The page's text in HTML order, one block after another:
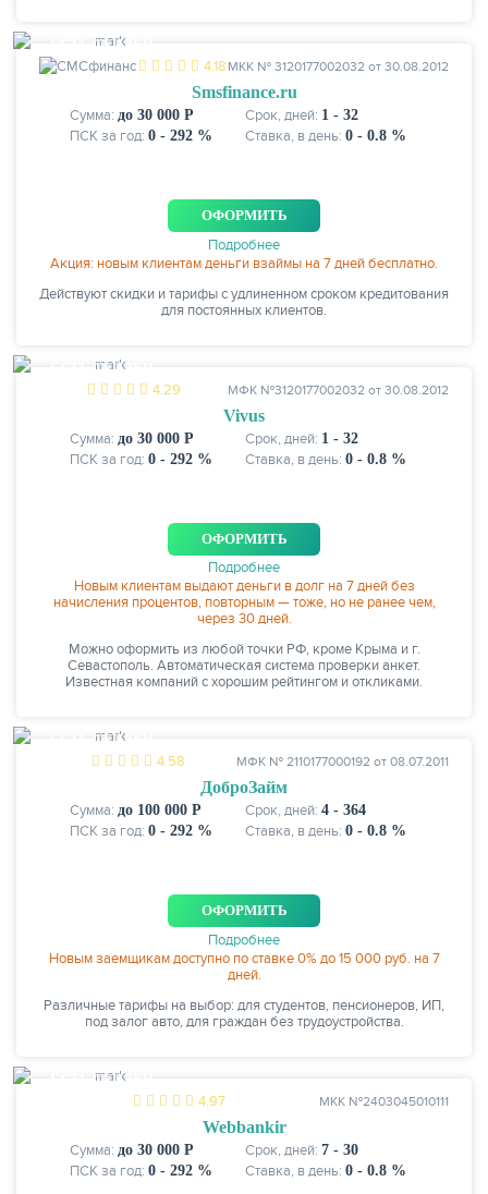
ЕСТЬ СКИДКИ
4.18 МКК № 3120177002032 от 30.08.2012
Smsfinance.ru
Сумма: до 30 000 Р Срок, дней: 1 - 32
ПСК за год: 0 - 292 % Ставка, в день: 0 - 0.8 %
ОФОРМИТЬ
Подробнее
Акция: новым клиентам деньги взаймы на 7 дней бесплатно.
Действуют скидки и тарифы с удлиненном сроком кредитования
для постоянных клиентов.
ЕСТЬ СКИДКИ
4.29 МФК №3120177002032 от 30.08.2012
Vivus
Сумма: до 30 000 Р Срок, дней: 1 - 32
ПСК за год: 0 - 292 % Ставка, в день: 0 - 0.8 %
ОФОРМИТЬ
Подробнее
Новым клиентам выдают деньги в долг на 7 дней без
начисления процентов, повторным — тоже, но не ранее чем,
через 30 дней.
Можно оформить из любой точки РФ, кроме Крыма и г.
Севастополь. Автоматическая система проверки анкет.
Известная компаний с хорошим рейтингом и откликами.
ЕСТЬ СКИДКИ
4.58 МФК № 2110177000192 от 08.07.2011
ДоброЗайм
Сумма: до 100 000 Р Срок, дней: 4 - 364
ПСК за год: 0 - 292 % Ставка, в день: 0 - 0.8 %
ОФОРМИТЬ
Подробнее
Новым заемщикам доступно по ставке 0% до 15 000 руб. на 7
дней.
Различные тарифы на выбор: для студентов, пенсионеров, ИП,
под залог авто, для граждан без трудоустройства.
ЕСТЬ СКИДКИ
4.97 МКК №2403045010111
Webbankir
Сумма: до 30 000 Р Срок, дней: 7 - 30
ПСК за год: 0 - 292 % Ставка, в день: 0 - 0.8 %